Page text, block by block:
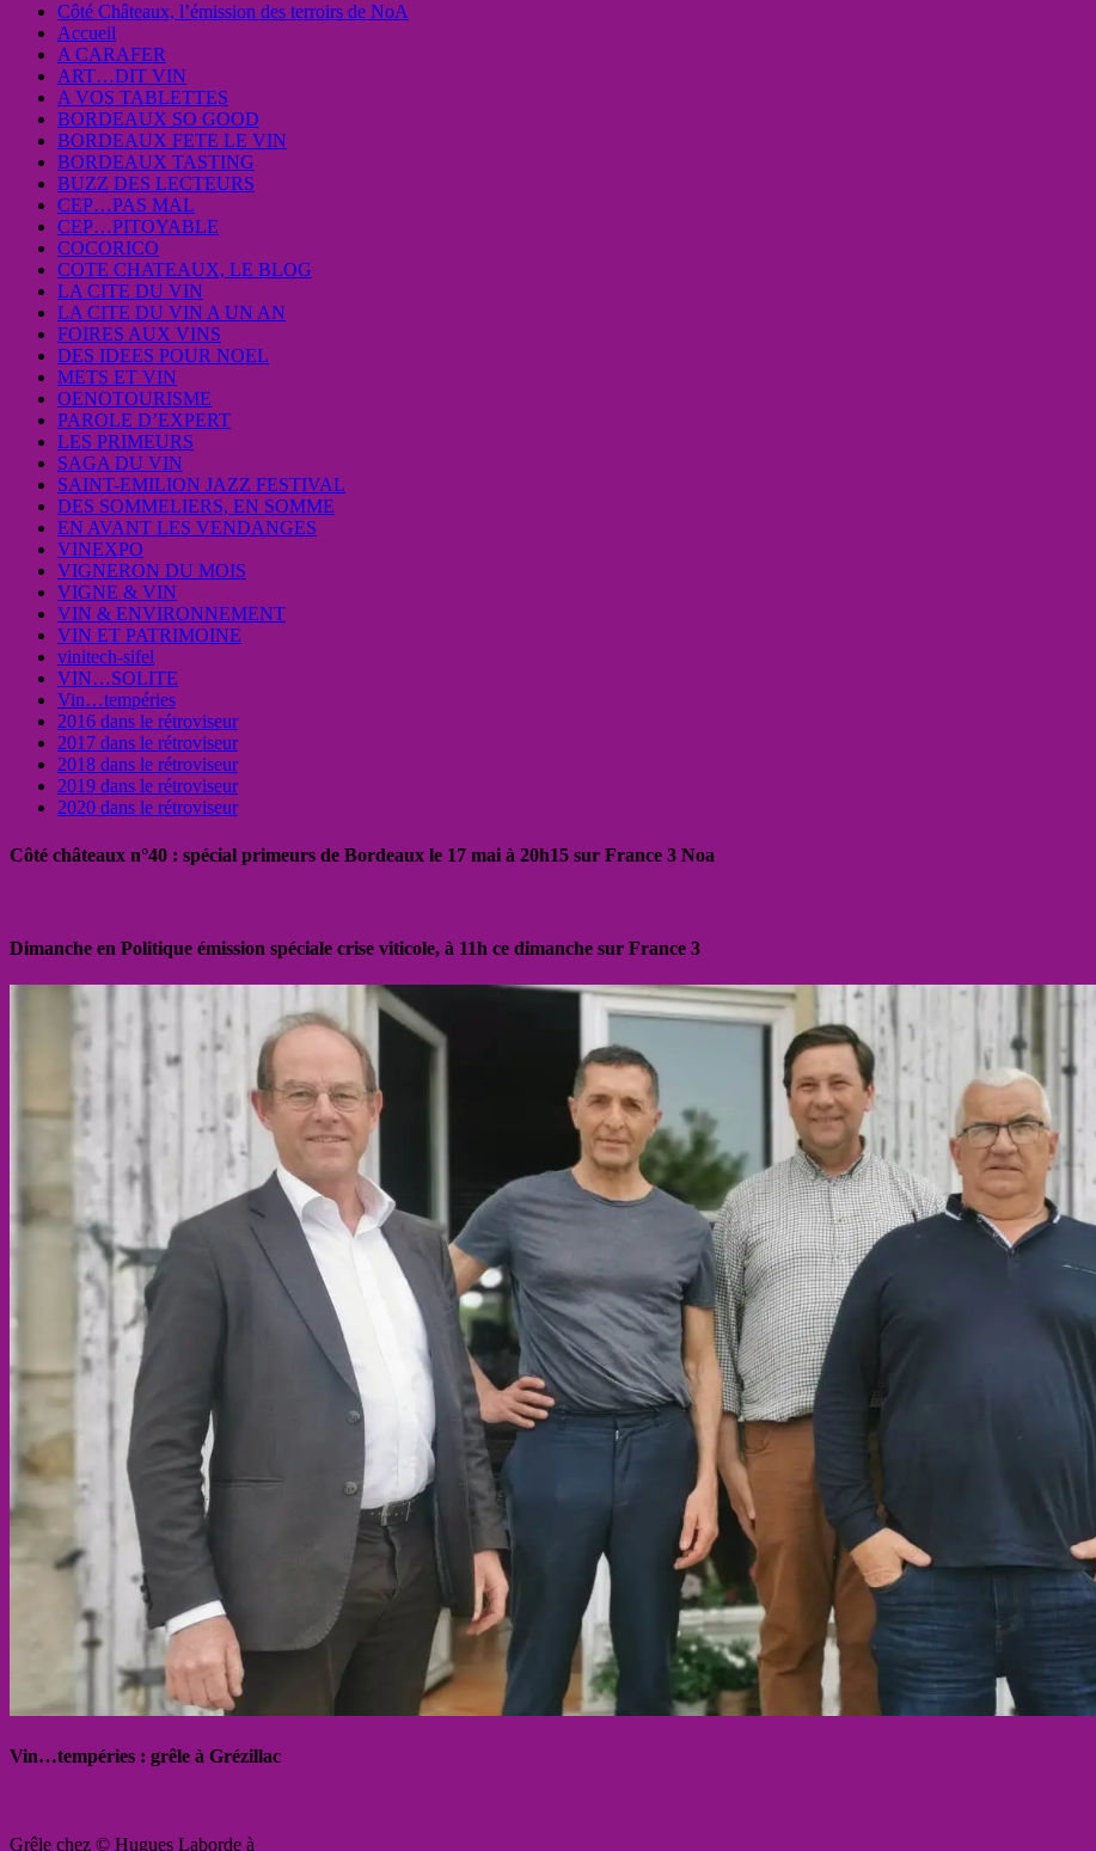
Côté Châteaux, l’émission des terroirs de NoA
Accueil
A CARAFER
ART…DIT VIN
A VOS TABLETTES
BORDEAUX SO GOOD
BORDEAUX FETE LE VIN
BORDEAUX TASTING
BUZZ DES LECTEURS
CEP…PAS MAL
CEP…PITOYABLE
COCORICO
COTE CHATEAUX, LE BLOG
LA CITE DU VIN
LA CITE DU VIN A UN AN
FOIRES AUX VINS
DES IDEES POUR NOEL
METS ET VIN
OENOTOURISME
PAROLE D’EXPERT
LES PRIMEURS
SAGA DU VIN
SAINT-EMILION JAZZ FESTIVAL
DES SOMMELIERS, EN SOMME
EN AVANT LES VENDANGES
VINEXPO
VIGNERON DU MOIS
VIGNE & VIN
VIN & ENVIRONNEMENT
VIN ET PATRIMOINE
vinitech-sifel
VIN…SOLITE
Vin…tempéries
2016 dans le rétroviseur
2017 dans le rétroviseur
2018 dans le rétroviseur
2019 dans le rétroviseur
2020 dans le rétroviseur
Côté châteaux n°40 : spécial primeurs de Bordeaux le 17 mai à 20h15 sur France 3 Noa
Dimanche en Politique émission spéciale crise viticole, à 11h ce dimanche sur France 3
Vin…tempéries : grêle à Grézillac
Grêle chez © Hugues Laborde à